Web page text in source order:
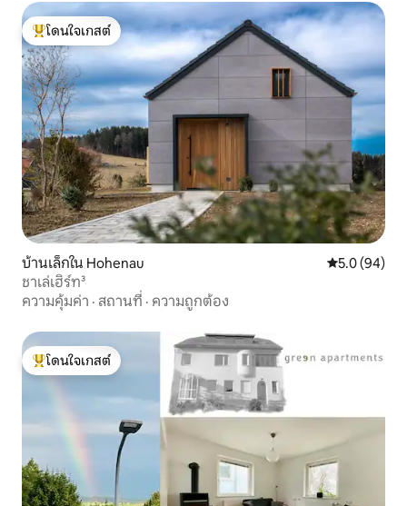
โดนใจเกสต์ที่สุด
โดนใจเกสต์
บ้านเล็กใน Hohenau คะแนนเฉลี่ย
5.0 (94)
ชาเล่เฮิร์ท³
ความคุ้มค่า · สถานที่ · ความถูกต้อง
โดนใจเกสต์ที่สุด
โดนใจเกสต์